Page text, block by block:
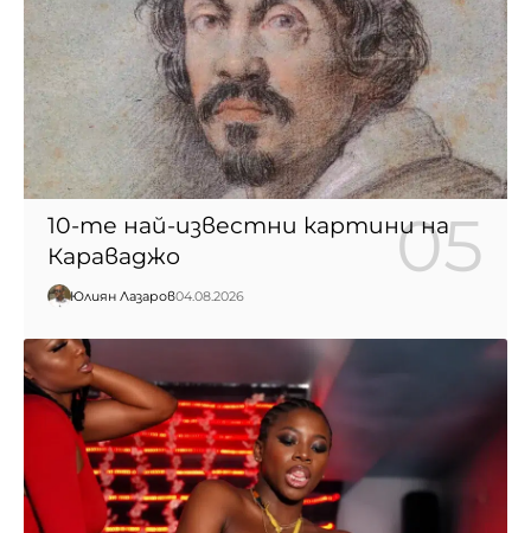
10-те най-известни картини на
Караваджо
Юлиян Лазаров04.08.2026